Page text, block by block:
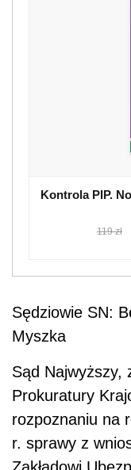
Kontrola PIP.
119 zł
Sędziowie SN:
Myszka
Sąd Najwyższy,
Prokuratury
rozpoznaniu na
r. sprawy z